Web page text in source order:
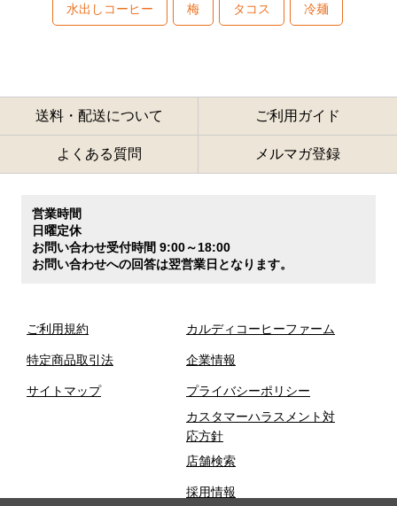
水出しコーヒー 梅 タコス 冷麺
送料・配送について ご利用ガイド
よくある質問 メルマガ登録
営業時間
日曜定休
お問い合わせ受付時間 9:00～18:00
お問い合わせへの回答は翌営業日となります。
ご利用規約
特定商品取引法
サイトマップ
カルディコーヒーファーム
企業情報
プライバシーポリシー
カスタマーハラスメント対
応方針
店舗検索
採用情報